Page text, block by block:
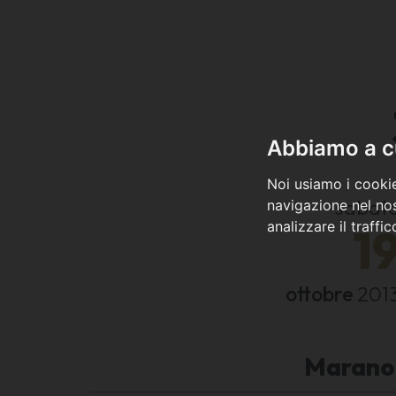
Abbiamo a
Noi usiamo i
navigazione nel
analizzare il
ottobre